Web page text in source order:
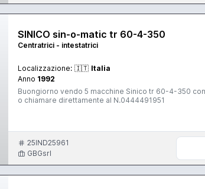
SINICO sin-o-matic tr 60-4-350
Centratrici - intestatrici
Localizzazione: 🇮🇹 Italia
Anno 1992
Buongiorno vendo 5 macchine Sinico tr 60-4-350
o chiamare direttamente al N.0444491951
25IND25961
GBGsrl